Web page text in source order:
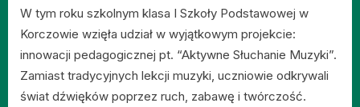
W tym roku szkolnym klasa I Szkoły Podstawowej w
Korczowie wzięła udział w wyjątkowym projekcie:
innowacji pedagogicznej pt. “Aktywne Słuchanie Muzyki”.
Zamiast tradycyjnych lekcji muzyki, uczniowie odkrywali
świat dźwięków poprzez ruch, zabawę i twórczość.